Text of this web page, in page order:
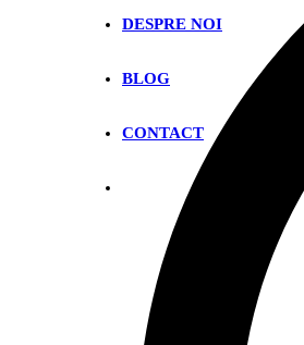
DESPRE NOI
BLOG
CONTACT